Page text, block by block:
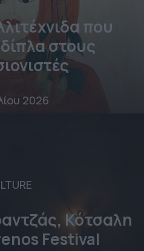
που
στους
2026
Κότσαλη
Festival